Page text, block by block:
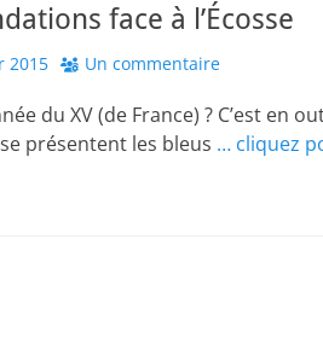
face à l’Écosse
2015 Un commentaire
du XV (de France) ? C’est en
présentent les bleus … cliquez